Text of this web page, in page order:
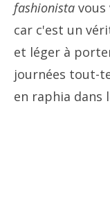
fashionista vous
car c'est un
et léger à
journées tout-
en raphia dans